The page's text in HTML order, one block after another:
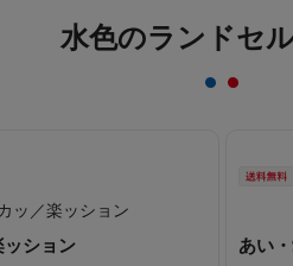
水色のランドセ
ッション あい